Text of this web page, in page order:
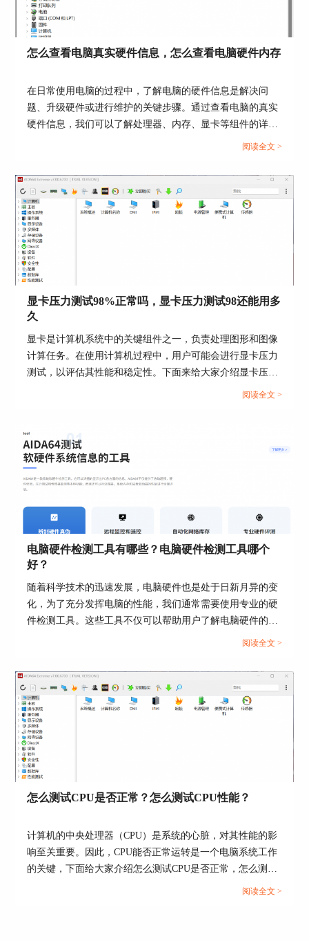
3.选择压力添加
图4：烤机窗口
有六类压力可添加，包括CPU压力、FPU压力、缓
择对应的复选框可以为计算机添加特定的压力类
型，以用来测试CPU的性能参数。
一般来说，不建议大家选择全部压力，这样很容易
造成死机现象，对设备伤害也很大，我们选择其中
的几个进行测试即可，如有需要，可以多次测试，
小编选择了第一个，CPU压力。
4.开始烤机
图6：过程显示
在烤机过程中，AIDA64会为用户实时监测CPU的
温度和频率，结果就表现在上图的两个折线图图
如果在烤机过程中您的图像显示基本为一条直线，
折线高低点距离不明显，那么表示设备性能是相当
不错的；如果折线高低距离过大，比如出现了二十
摄氏度以上的明显跳跃点，就需要排查一下自己的
设备问题了。
5.结束烤机
图7：结束烤机
一般来说，烤机维持十到二十分钟即可，过短结果
多拷一些时间，如果有运行大型游戏的需求，还可
怎么查看电脑真实硬件信息，怎么查看电脑硬件内存
在日常使用电脑的过程中，了解电脑的硬件信息是解决问
题、升级硬件或进行维护的关键步骤。通过查看电脑的真实
硬件信息，我们可以了解处理器、内存、显卡等组件的详细
信息，从而更好地了解电脑的性能和使用状况。接下来给大
存。...
阅读全文 >
显卡压力测试98%正常吗，显卡压力测试98还能用多
久
显卡是计算机系统中的关键组件之一，负责处理图形和图像
计算任务。在使用计算机过程中，用户可能会进行显卡压力
测试，以评估其性能和稳定性。下面来给大家介绍显卡压力
测试98%正常吗，显卡压力测试98还能用多久的内容。...
阅读全文 >
电脑硬件检测工具有哪些？电脑硬件检测工具哪个
好？
随着科学技术的迅速发展，电脑硬件也是处于日新月异的变
化，为了充分发挥电脑的性能，我们通常需要使用专业的硬
件检测工具。这些工具不仅可以帮助用户了解电脑硬件的状
态，还能提供有效的优化建议。接下来给大家介绍电脑硬件
阅读全文 >
怎么测试CPU是否正常？怎么测试CPU性能？
计算机的中央处理器（CPU）是系统的心脏，对其性能的影
响至关重要。因此，CPU能否正常运转是一个电脑系统工作
的关键，下面给大家介绍怎么测试CPU是否正常，怎么测试
阅读全文 >